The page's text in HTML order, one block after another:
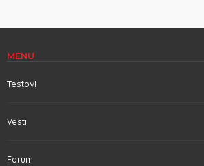
MENU
Testovi
Vesti
Forum